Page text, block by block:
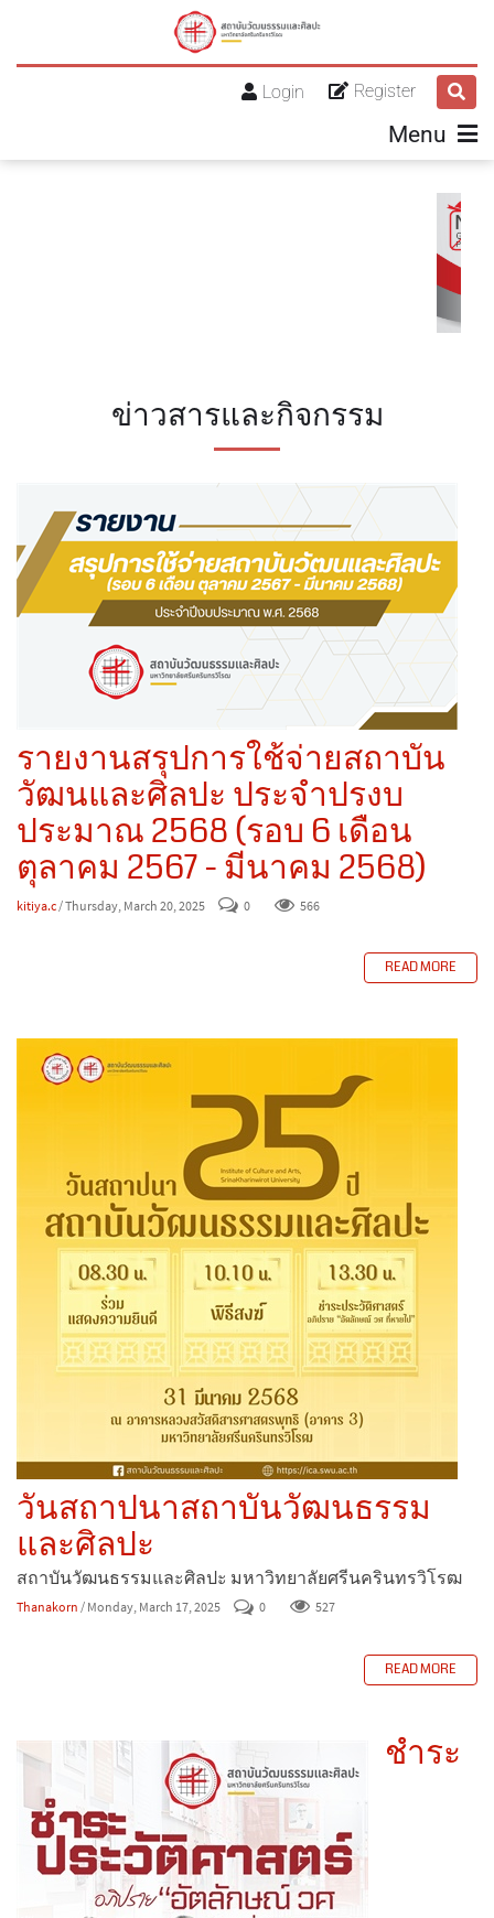
Register
Login
Menu
Next
ข่าวสารและกิจกรรม
รายงานสรุปการใช้จ่ายสถาบัน
วัฒนและศิลปะ ประจำปรงบ
ประมาณ 2568 (รอบ 6 เดือน
ตุลาคม 2567 - มีนาคม 2568)
kitiya.c/ Thursday, March 20, 2025 0 566
READ MORE
วันสถาปนาสถาบันวัฒนธรรม
และศิลปะ
สถาบันวัฒนธรรมและศิลปะ มหาวิทยาลัยศรีนครินทรวิโรฒ
Thanakorn / Monday, March 17, 2025 0 527
READ MORE
ชำระ